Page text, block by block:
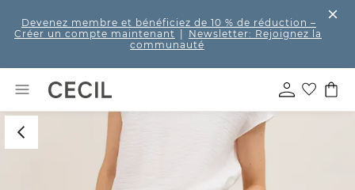
Devenez membre et bénéficiez de 10 % de réduction –
Créer un compte maintenant
Newsletter: Rejoignez la
communauté